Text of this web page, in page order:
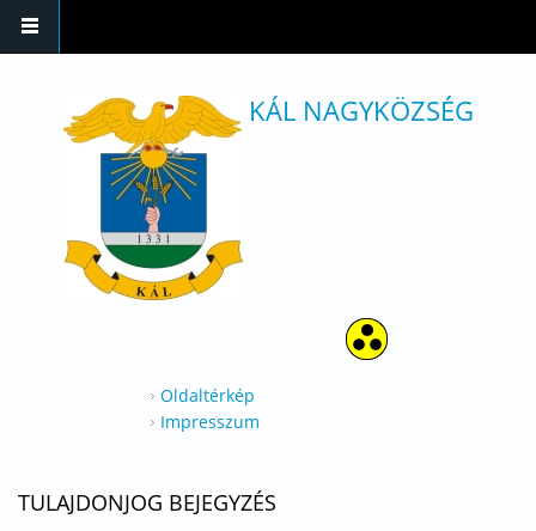
KÁL NAGYKÖZSÉG
Oldaltérkép
Impresszum
TULAJDONJOG BEJEGYZÉS